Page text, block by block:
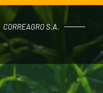
CORREAGRO S.A.